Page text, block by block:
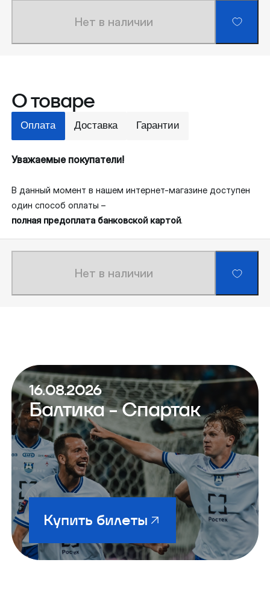
Нет в наличии
О товаре
Оплата Доставка Гарантии
Уважаемые покупатели!
В данный момент в нашем интернет-магазине доступен
один способ оплаты –
полная предоплата банковской картой.
Нет в наличии
16.08.2026
Балтика - Спартак
Купить билеты